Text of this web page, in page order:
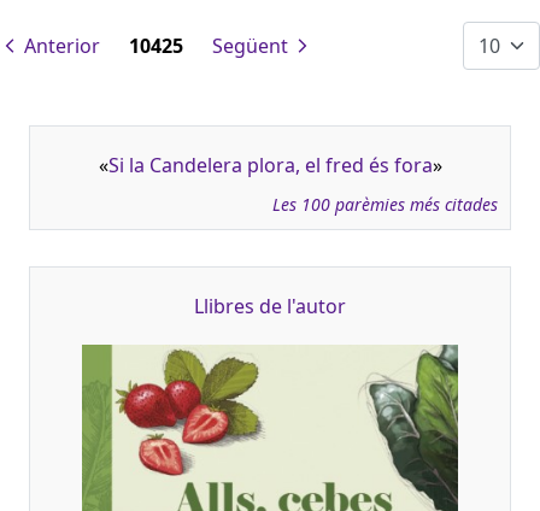
Anterior 10425 Següent
«Si la Candelera plora, el fred és fora»
Les 100 parèmies més citades
Llibres de l'autor